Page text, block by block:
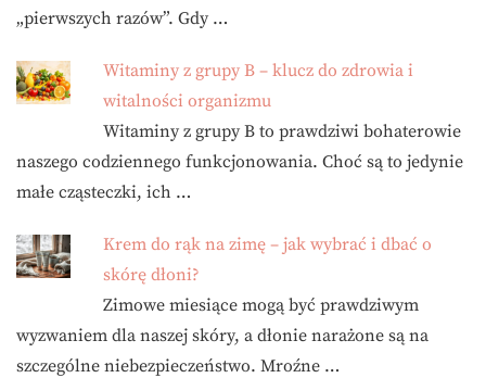
„pierwszych razów”. Gdy …
Witaminy z grupy B – klucz do zdrowia i
witalności organizmu
Witaminy z grupy B to prawdziwi bohaterowie
naszego codziennego funkcjonowania. Choć są to jedynie
małe cząsteczki, ich …
Krem do rąk na zimę – jak wybrać i dbać o
skórę dłoni?
Zimowe miesiące mogą być prawdziwym
wyzwaniem dla naszej skóry, a dłonie narażone są na
szczególne niebezpieczeństwo. Mroźne …